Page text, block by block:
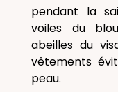
pendant la
voiles du
abeilles du
vêtements
peau.